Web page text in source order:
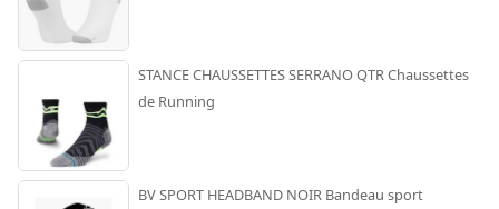
STANCE CHAUSSETTES SERRANO QTR Chaussettes
de Running
BV SPORT HEADBAND NOIR Bandeau sport